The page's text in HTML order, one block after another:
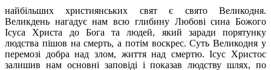
найбільших християнських свят є свято Великодня.
Великдень нагадує нам всю глибину Любові сина Божого
Ісуса Христа до Бога та людей, який заради порятунку
людства пішов на смерть, а потім воскрес. Суть Великодня у
перемозі добра над злом, життя над смертю. Ісус Христос
залишив нам основні заповіді і показав людству шлях, по